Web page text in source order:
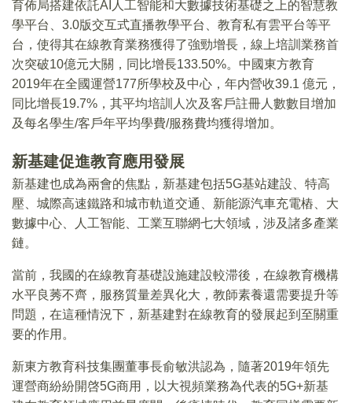
育佈局搭建依託AI人工智能和大數據技術基礎之上的智慧教
學平台、3.0版交互式直播教學平台、教育私有雲平台等平
台，使得其在線教育業務獲得了強勁增長，線上培訓業務首
次突破10億元大關，同比增長133.50%。中國東方教育
2019年在全國運營177所學校及中心，年内營收39.1 億元，
同比增長19.7%，其平均培訓人次及客戶註冊人數數目增加
及每名學生/客戶年平均學費/服務費均獲得增加。
新基建促進教育應用發展
新基建也成為兩會的焦點，新基建包括5G基站建設、特高
壓、城際高速鐵路和城市軌道交通、新能源汽車充電樁、大
數據中心、人工智能、工業互聯網七大領域，涉及諸多產業
鏈。
當前，我國的在線教育基礎設施建設較滞後，在線教育機構
水平良莠不齊，服務質量差異化大，教師素養還需要提升等
問題，在這種情況下，新基建對在線教育的發展起到至關重
要的作用。
新東方教育科技集團董事長俞敏洪認為，隨著2019年領先
運營商紛紛開啓5G商用，以大視頻業務為代表的5G+新基